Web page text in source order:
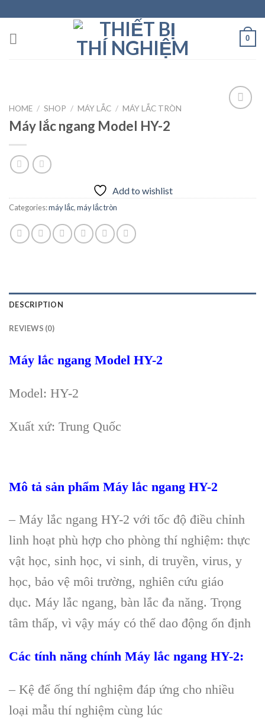
to
content
0
HOME / SHOP / MÁY LẮC / MÁY LẮC TRÒN
Máy lắc ngang Model HY-2
Add to wishlist
Categories:máy lắc,máy lắc tròn
DESCRIPTION
REVIEWS (0)
Máy lắc ngang Model HY-2
Model: HY-2
Xuất xứ: Trung Quốc
Mô tả sản phẩm Máy lắc ngang HY-2
– Máy lắc ngang HY-2 với tốc độ điều chỉnh
linh hoạt phù hợp cho phòng thí nghiệm: thực
vật học, sinh học, vi sinh, di truyền, virus, y
học, bảo vệ môi trường, nghiên cứu giáo
dục. Máy lắc ngang, bàn lắc đa năng. Trọng
tâm thấp, vì vậy máy có thể dao động ổn định
Các tính năng chính Máy lắc ngang HY-2:
– Kệ để ống thí nghiệm đáp ứng cho nhiều
loại mẫu thí nghiệm cùng lúc